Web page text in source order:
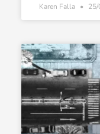
Karen Falla